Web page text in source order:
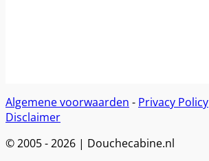
Algemene voorwaarden - Privacy Policy
Disclaimer
© 2005 - 2026 | Douchecabine.nl